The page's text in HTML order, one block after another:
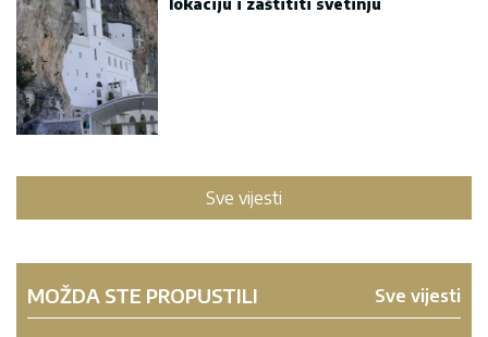
Sve vijesti
MOŽDA STE PROPUSTILI Sve vijesti